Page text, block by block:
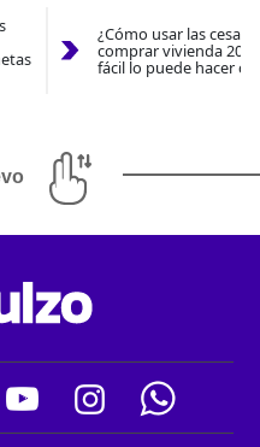
¿Cómo usar las
comprar vivienda
fácil lo puede hacer